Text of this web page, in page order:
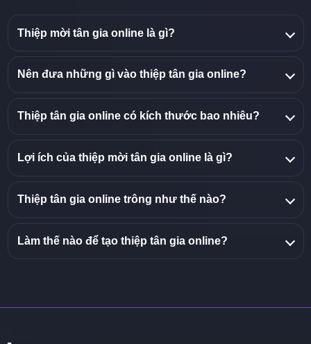
Thiệp mời tân gia online là gì?
Nên đưa những gì vào thiệp tân gia online?
Thiệp tân gia online có kích thước bao nhiêu?
Lợi ích của thiệp mời tân gia online là gì?
Thiệp tân gia online trông như thế nào?
Làm thế nào để tạo thiệp tân gia online?